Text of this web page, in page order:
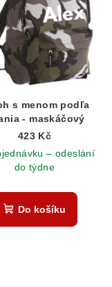
s menom podľa
- maskáčový
423 Kč
– odeslání
do týdne
Do košíku